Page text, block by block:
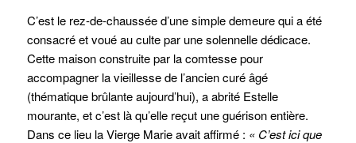
C’est le rez-de-chaussée d’une simple demeure qui a été
consacré et voué au culte par une solennelle dédicace.
Cette maison construite par la comtesse pour
accompagner la vieillesse de l’ancien curé âgé
(thématique brûlante aujourd’hui), a abrité Estelle
mourante, et c’est là qu’elle reçut une guérison entière.
Dans ce lieu la Vierge Marie avait affirmé : « C’est ici que